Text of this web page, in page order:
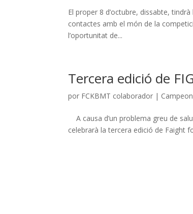
El proper 8 d’octubre, dissabte,
contactes amb el món de la
l’oportunitat de...
Tercera edició de
por FCKBMT colaborador |
A causa d’un problema greu de
celebrarà la tercera edició de Faight